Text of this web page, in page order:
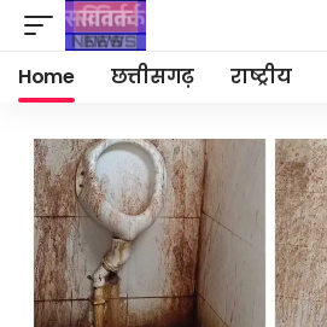
Home छत्तीसगढ़ राष्ट्रीय